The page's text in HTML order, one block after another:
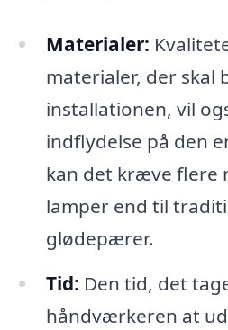
Materialer:
materialer, der skal
installationen, vil
indflydelse på den
kan det kræve flere
lamper end til
glødepærer.
Tid: Den tid, det
håndværkeren at